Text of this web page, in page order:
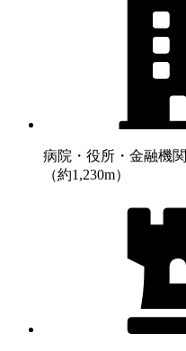
病院・役所・金融機関
（約1,230m）